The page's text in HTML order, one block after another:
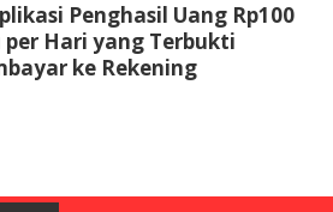
Penghasil Uang Rp100
per Hari yang Terbukti
ke Rekening